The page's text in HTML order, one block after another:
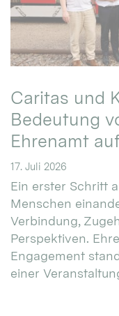
Caritas und
Bedeutung
Ehrenamt
17. Juli 2026
Ein erster Schritt
Menschen
Verbindung,
Perspektiven.
Engagement
einer